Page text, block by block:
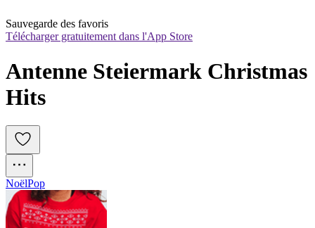
Sauvegarde des favoris
Télécharger gratuitement dans l'App Store
Antenne Steiermark Christmas
Hits
NoëlPop